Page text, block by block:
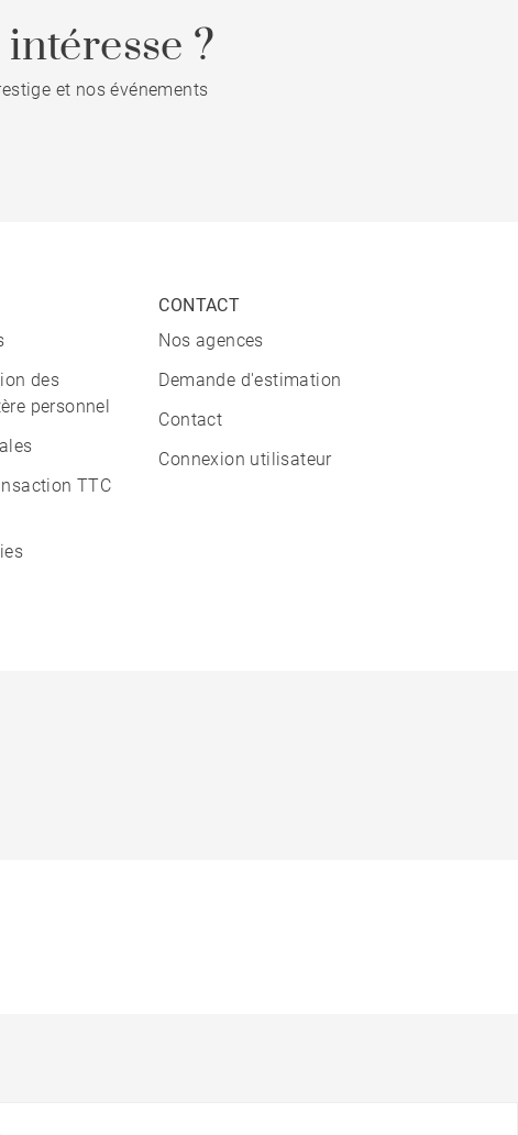
?
et nos événements
des
personnel
TTC
CONTACT
Nos agences
Demande d'estimation
Contact
Connexion utilisateur